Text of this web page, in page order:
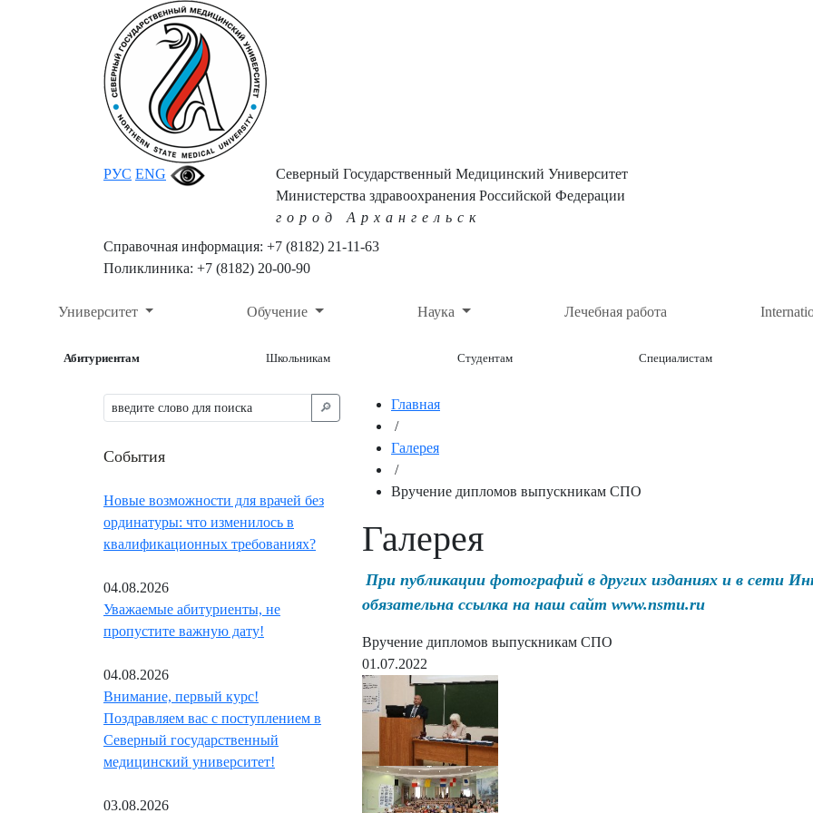
РУС ENG
Северный Государственный Медицинский Университет
Министерства здравоохранения Российской Федерации
город Архангельск
Справочная информация: +7 (8182) 21-11-63
Поликлиника: +7 (8182) 20-00-90
Университет Обучение Наука Лечебная работа
Абитуриентам Школьникам Студентам Специалистам
🔎︎
События
Новые возможности для врачей без
ординатуры: что изменилось в
квалификационных требованиях?
04.08.2026
Уважаемые абитуриенты, не
пропустите важную дату!
04.08.2026
Внимание, первый курс!
Поздравляем вас с поступлением в
Северный государственный
медицинский университет!
03.08.2026
Главная
/
Галерея
/
Вручение дипломов выпускникам СПО
Галерея
При публикации фотографий в других изданиях и в сети
обязательна ссылка на наш сайт www.nsmu.ru
Вручение дипломов выпускникам СПО
01.07.2022